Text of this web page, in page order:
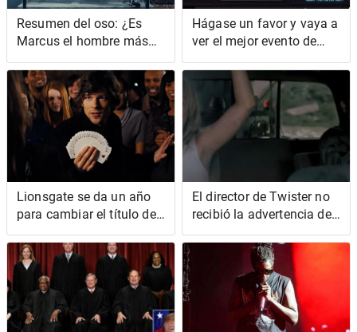
Resumen del oso: ¿Es
Marcus el hombre más
amable, suave y sincero
de Chicago?
Hágase un favor y vaya a
ver el mejor evento de
speedrunning del año
Lionsgate se da un año
para cambiar el título de
Now You See Me 3 a Now
You Three Me
El director de Twister no
recibió la advertencia de
tornado sobre los